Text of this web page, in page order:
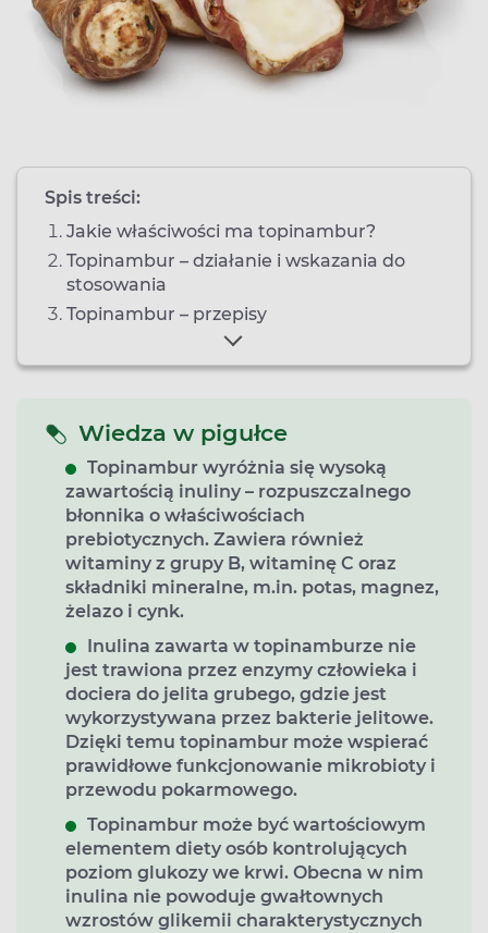
Spis treści:
Jakie właściwości ma topinambur?
Topinambur – działanie i wskazania do
stosowania
Topinambur – przepisy
Wiedza w pigułce
Topinambur wyróżnia się wysoką
zawartością inuliny – rozpuszczalnego
błonnika o właściwościach
prebiotycznych. Zawiera również
witaminy z grupy B, witaminę C oraz
składniki mineralne, m.in. potas, magnez,
żelazo i cynk.
Inulina zawarta w topinamburze nie
jest trawiona przez enzymy człowieka i
dociera do jelita grubego, gdzie jest
wykorzystywana przez bakterie jelitowe.
Dzięki temu topinambur może wspierać
prawidłowe funkcjonowanie mikrobioty i
przewodu pokarmowego.
Topinambur może być wartościowym
elementem diety osób kontrolujących
poziom glukozy we krwi. Obecna w nim
inulina nie powoduje gwałtownych
wzrostów glikemii charakterystycznych